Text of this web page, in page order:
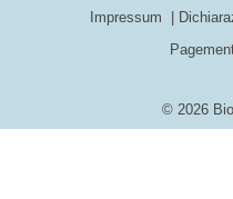
© 2026
Impressum